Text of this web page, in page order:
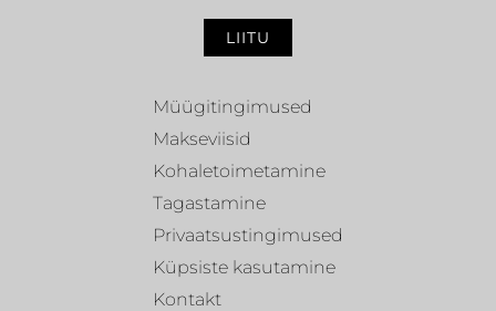
LIITU
Müügitingimused
Makseviisid
Kohaletoimetamine
Tagastamine
Privaatsustingimused
Küpsiste kasutamine
Kontakt